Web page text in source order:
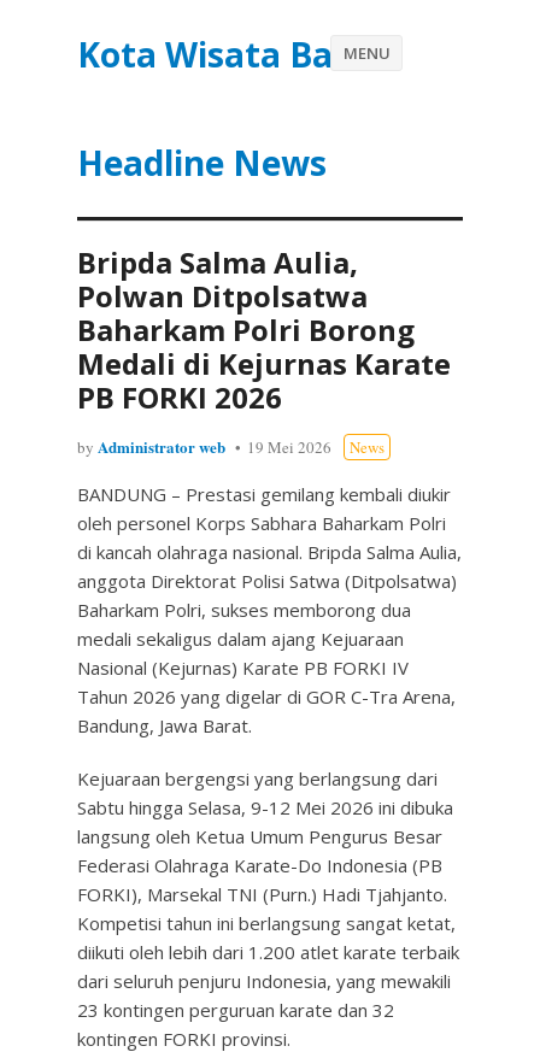
Kota Wisata Batu
Headline News
MENU
Bripda Salma Aulia,
Polwan Ditpolsatwa
Baharkam Polri Borong
Medali di Kejurnas Karate
PB FORKI 2026
by Administrator web 19 Mei 2026 News
BANDUNG – Prestasi gemilang kembali diukir
oleh personel Korps Sabhara Baharkam Polri
di kancah olahraga nasional. Bripda Salma Aulia,
anggota Direktorat Polisi Satwa (Ditpolsatwa)
Baharkam Polri, sukses memborong dua
medali sekaligus dalam ajang Kejuaraan
Nasional (Kejurnas) Karate PB FORKI IV
Tahun 2026 yang digelar di GOR C-Tra Arena,
Bandung, Jawa Barat.
Kejuaraan bergengsi yang berlangsung dari
Sabtu hingga Selasa, 9-12 Mei 2026 ini dibuka
langsung oleh Ketua Umum Pengurus Besar
Federasi Olahraga Karate-Do Indonesia (PB
FORKI), Marsekal TNI (Purn.) Hadi Tjahjanto.
Kompetisi tahun ini berlangsung sangat ketat,
diikuti oleh lebih dari 1.200 atlet karate terbaik
dari seluruh penjuru Indonesia, yang mewakili
23 kontingen perguruan karate dan 32
kontingen FORKI provinsi.